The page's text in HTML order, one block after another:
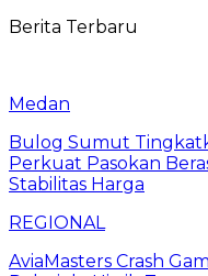
Berita Terbaru
Medan
Bulog Sumut
Perkuat Pasokan
Stabilitas Harga
REGIONAL
AviaMasters Crash